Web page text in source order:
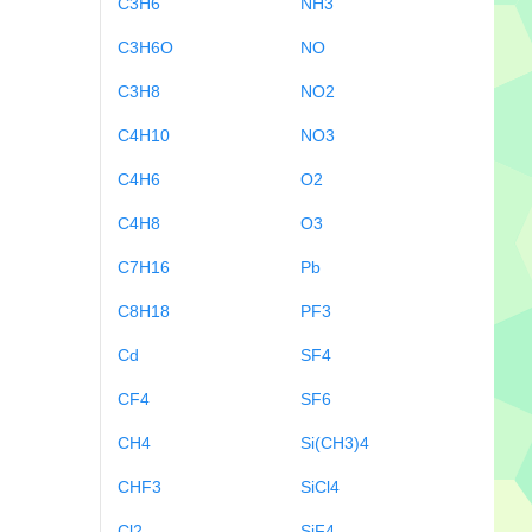
C3H6O
C3H8
C4H10
C4H6
C4H8
C7H16
C8H18
Cd
CF4
CH4
CHF3
NO
NO2
NO3
O2
O3
Pb
PF3
SF4
SF6
Si(CH3)4
SiCl4